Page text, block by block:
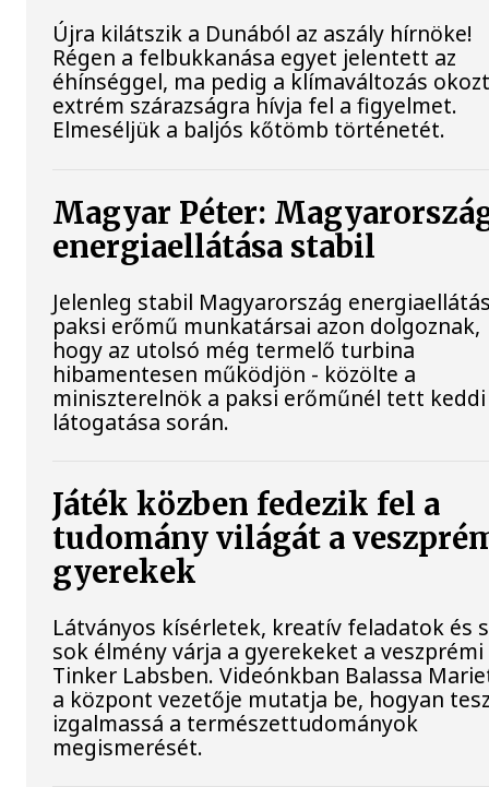
Újra kilátszik a Dunából az aszály hírnöke!
Régen a felbukkanása egyet jelentett az
éhínséggel, ma pedig a klímaváltozás
extrém szárazságra hívja fel a figyelmet.
Elmeséljük a baljós kőtömb történetét.
Magyar Péter:
energiaellátása stabil
Jelenleg stabil Magyarország
paksi erőmű munkatársai azon dolgoznak,
hogy az utolsó még termelő turbina
hibamentesen működjön - közölte a
miniszterelnök a paksi erőműnél tett keddi
látogatása során.
Játék közben fedezik fel a
tudomány világát a
gyerekek
Látványos kísérletek, kreatív feladatok és
sok élmény várja a gyerekeket a veszprémi
Tinker Labsben. Videónkban Balassa
a központ vezetője mutatja be, hogyan
izgalmassá a természettudományok
megismerését.